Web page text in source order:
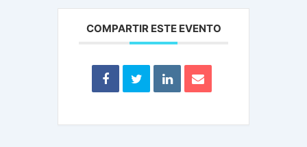
COMPARTIR ESTE EVENTO